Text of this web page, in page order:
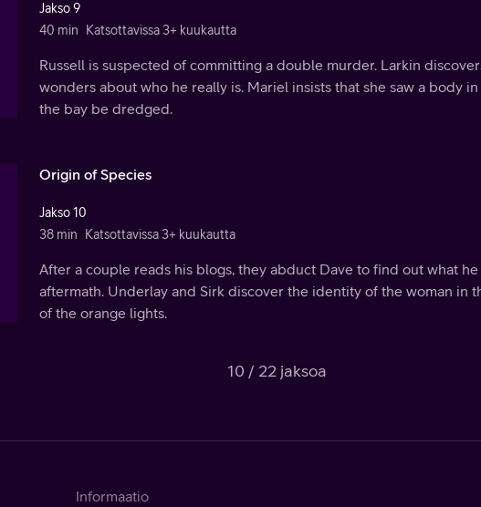
Jakso 9
40 min
Katsottavissa 3+ kuukautta
Russell is suspected of committing a double murder. Larkin
wonders about who he really is. Mariel insists that she saw a body
the bay be dredged.
Origin of Species
Jakso 10
38 min
Katsottavissa 3+ kuukautta
After a couple reads his blogs, they abduct Dave to find out what
aftermath. Underlay and Sirk discover the identity of the woman in
of the orange lights.
10 / 22 jaksoa
Informaatio